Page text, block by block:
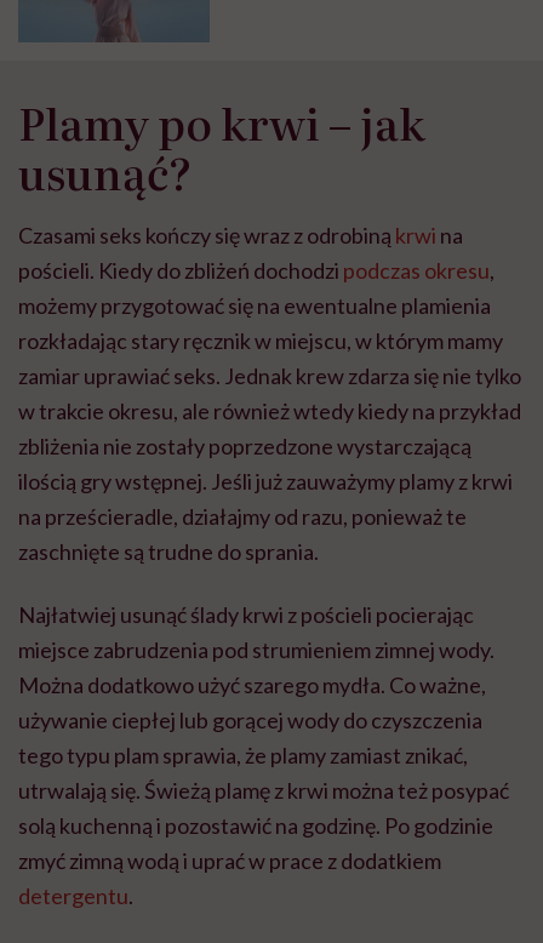
Plamy po krwi – jak
usunąć?
Czasami seks kończy się wraz z odrobiną krwi na
pościeli. Kiedy do zbliżeń dochodzi podczas okresu,
możemy przygotować się na ewentualne plamienia
rozkładając stary ręcznik w miejscu, w którym mamy
zamiar uprawiać seks. Jednak krew zdarza się nie tylko
w trakcie okresu, ale również wtedy kiedy na przykład
zbliżenia nie zostały poprzedzone wystarczającą
ilością gry wstępnej. Jeśli już zauważymy plamy z krwi
na prześcieradle, działajmy od razu, ponieważ te
zaschnięte są trudne do sprania.
Najłatwiej usunąć ślady krwi z pościeli pocierając
miejsce zabrudzenia pod strumieniem zimnej wody.
Można dodatkowo użyć szarego mydła. Co ważne,
używanie ciepłej lub gorącej wody do czyszczenia
tego typu plam sprawia, że plamy zamiast znikać,
utrwalają się. Świeżą plamę z krwi można też posypać
solą kuchenną i pozostawić na godzinę. Po godzinie
zmyć zimną wodą i uprać w prace z dodatkiem
detergentu.